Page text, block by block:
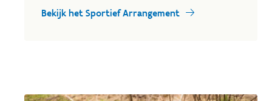
Bekijk het Sportief Arrangement